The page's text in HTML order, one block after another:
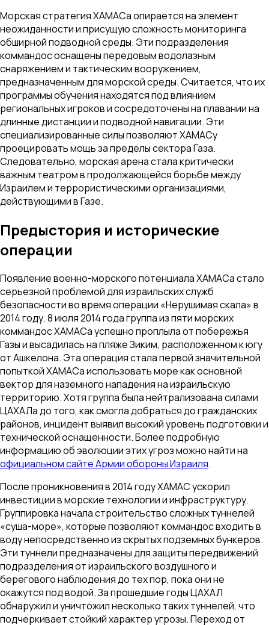
Морская стратегия ХАМАСа опирается на элемент
неожиданности и присущую сложность мониторинга
обширной подводной среды. Эти подразделения
коммандос оснащены передовым водолазным
снаряжением и тактическим вооружением,
предназначенным для морской среды. Считается, что их
программы обучения находятся под влиянием
региональных игроков и сосредоточены на плавании на
длинные дистанции и подводной навигации. Эти
специализированные силы позволяют ХАМАСу
проецировать мощь за пределы сектора Газа.
Следовательно, морская арена стала критически
важным театром в продолжающейся борьбе между
Израилем и террористическими организациями,
действующими в Газе.
Предыстория и исторические
операции
Появление военно-морского потенциала ХАМАСа стало
серьезной проблемой для израильских служб
безопасности во время операции «Нерушимая скала» в
2014 году. 8 июля 2014 года группа из пяти морских
коммандос ХАМАСа успешно проплыла от побережья
Газы и высадилась на пляже Зиким, расположенном к югу
от Ашкелона. Эта операция стала первой значительной
попыткой ХАМАСа использовать море как основной
вектор для наземного нападения на израильскую
территорию. Хотя группа была нейтрализована силами
ЦАХАЛа до того, как смогла добраться до гражданских
районов, инцидент выявил высокий уровень подготовки и
технической оснащенности. Более подробную
информацию об эволюции этих угроз можно найти на
официальном сайте Армии обороны Израиля.
После проникновения в 2014 году ХАМАС ускорил
инвестиции в морские технологии и инфраструктуру.
Группировка начала строительство сложных туннелей
«суша-море», которые позволяют коммандос входить в
воду непосредственно из скрытых подземных бункеров.
Эти туннели предназначены для защиты передвижений
подразделения от израильского воздушного и
берегового наблюдения до тех пор, пока они не
окажутся под водой. За прошедшие годы ЦАХАЛ
обнаружил и уничтожил несколько таких туннелей, что
подчеркивает стойкий характер угрозы. Переход от